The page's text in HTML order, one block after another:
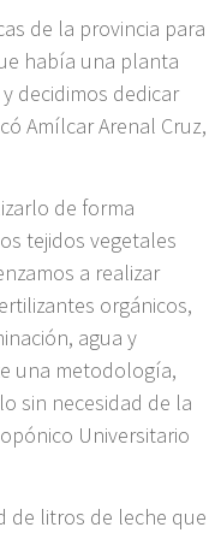
de la provincia para
había una planta
decidimos dedicar
Amílcar Arenal Cruz,
de forma
tejidos vegetales
a realizar
orgánicos,
agua y
una metodología,
sin necesidad de la
Universitario
de litros de leche que